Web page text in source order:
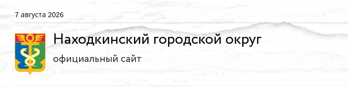
7 августа 2026
Находкинский городской округ
официальный сайт